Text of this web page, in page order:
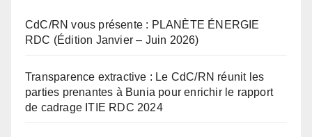
CdC/RN vous présente : PLANÈTE ÉNERGIE
RDC (Édition Janvier – Juin 2026)
Transparence extractive : Le CdC/RN réunit les
parties prenantes à Bunia pour enrichir le rapport
de cadrage ITIE RDC 2024